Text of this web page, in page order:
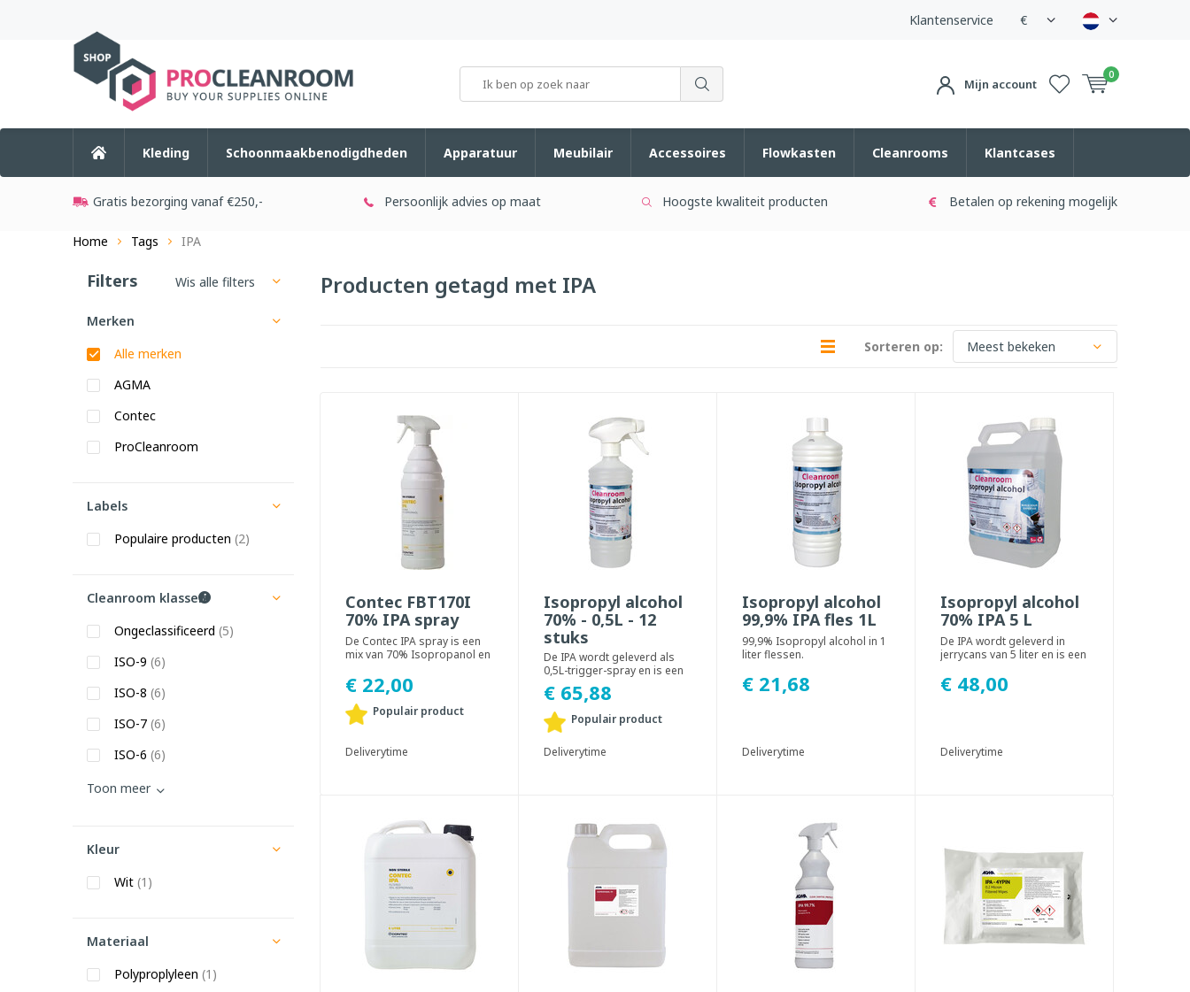
Klantenservice €
Mijn account
0
Kleding Schoonmaakbenodigdheden Apparatuur Meubilair Accessoires Flowkasten Cleanrooms Klantcases
Gratis bezorging vanaf €250,- Persoonlijk advies op maat Hoogste kwaliteit producten Betalen op rekening mogelijk
Home Tags IPA
Producten getagd met IPA
Sorteren op:
Contec FBT170I
70% IPA spray
De Contec IPA spray is een
mix van 70% Isopropanol en
Geschikt voor c...
€ 22,00
Populair product
Deliverytime
Isopropyl alcohol
70% - 0,5L - 12
stuks
De IPA wordt geleverd als
0,5L-trigger-spray en is een
mix van 70% Isopropyl
alcohol en 30...
€ 65,88
Populair product
Deliverytime
Isopropyl alcohol
99,9% IPA fles 1L
99,9% Isopropyl alcohol in 1
liter flessen.
€ 21,68
Deliverytime
Isopropyl alcohol
70% IPA 5 L
De IPA wordt geleverd in
jerrycans van 5 liter en is een
alcohol en ...
€ 48,00
Deliverytime
Filters Wis alle filters
Merken
Alle merken
AGMA
Contec
ProCleanroom
Labels
Populaire producten (2)
Cleanroom klassen
Ongeclassificeerd (5)
ISO-9 (6)
ISO-8 (6)
ISO-7 (6)
ISO-6 (6)
Toon meer
Kleur
Wit (1)
Materiaal
Polyproplyleen (1)